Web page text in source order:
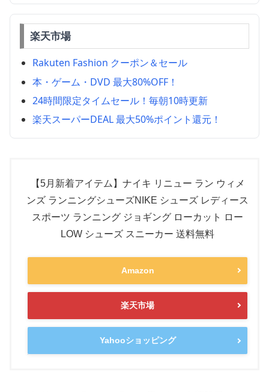
楽天市場
Rakuten Fashion クーポン＆セール
本・ゲーム・DVD 最大80%OFF！
24時間限定タイムセール！毎朝10時更新
楽天スーパーDEAL 最大50%ポイント還元！
【5月新着アイテム】ナイキ リニュー ラン ウィメ
ンズ ランニングシューズNIKE シューズ レディース
スポーツ ランニング ジョギング ローカット ロー
LOW シューズ スニーカー 送料無料
Amazon
楽天市場
Yahooショッピング